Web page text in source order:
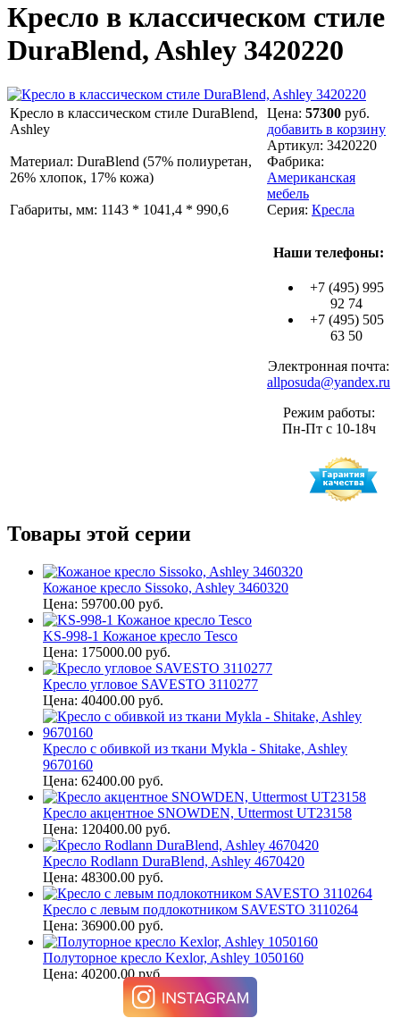
Кресло в классическом стиле
DuraBlend, Ashley 3420220
Кресло в классическом стиле DuraBlend,
Ashley
Материал: DuraBlend (57% полиуретан,
26% хлопок, 17% кожа)
Габариты, мм: 1143 * 1041,4 * 990,6
Цена: 57300 руб.
добавить в корзину
Артикул: 3420220
Фабрика:
Американская
мебель
Серия: Кресла
Наши телефоны:
+7 (495) 995
92 74
+7 (495) 505
63 50
Электронная почта:
allposuda@yandex.ru
Режим работы:
Пн-Пт с 10-18ч
Товары этой серии
Кожаное кресло Sissoko, Ashley 3460320
Цена: 59700.00 руб.
KS-998-1 Кожаное кресло Tesco
Цена: 175000.00 руб.
Кресло угловое SAVESTO 3110277
Цена: 40400.00 руб.
Кресло с обивкой из ткани Mykla - Shitake, Ashley
9670160
Цена: 62400.00 руб.
Кресло акцентное SNOWDEN, Uttermost UT23158
Цена: 120400.00 руб.
Кресло Rodlann DuraBlend, Ashley 4670420
Цена: 48300.00 руб.
Кресло с левым подлокотником SAVESTO 3110264
Цена: 36900.00 руб.
Полуторное кресло Kexlor, Ashley 1050160
Цена: 40200.00 руб.